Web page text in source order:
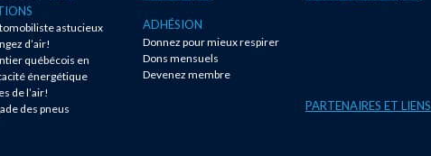
astucieux
d’air!
québécois en
énergétique
de l’air!
des pneus
ADHÉSION
Donnez pour mieux respirer
Dons mensuels
Devenez membre
PARTENAIRES ET LIENS